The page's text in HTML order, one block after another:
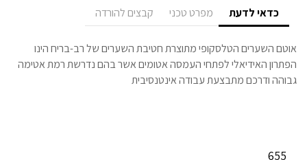
כדאי לדעת מפרט טכני קבצים להורדה
אוטם השערים הטלסקופי מתוצרת חטיבת השערים של רב-בריח הינו
הפתרון האידיאלי לפתחי העמסה אטומים אשר בהם נדרשת רמת אטימה
גבוהה ודרכם מתבצעת עבודה אינטנסיבית
655